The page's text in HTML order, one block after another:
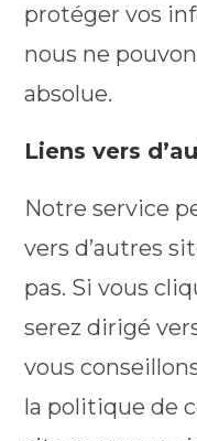
protéger vos
nous ne
absolue.
Liens vers
Notre service
vers d’autres
pas. Si vous
serez dirigé
vous
la politique de